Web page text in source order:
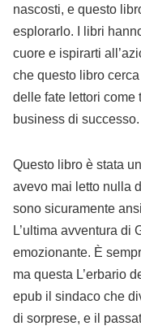
nascosti, e questo
esplorarlo. I libri
cuore e ispirarti
che questo libro
delle fate lettori come
business di successo.
Questo libro è stata
avevo mai letto nulla
sono sicuramente
L’ultima avventura di
emozionante. È
ma questa L’erbario
epub il sindaco che
di sorprese, e il